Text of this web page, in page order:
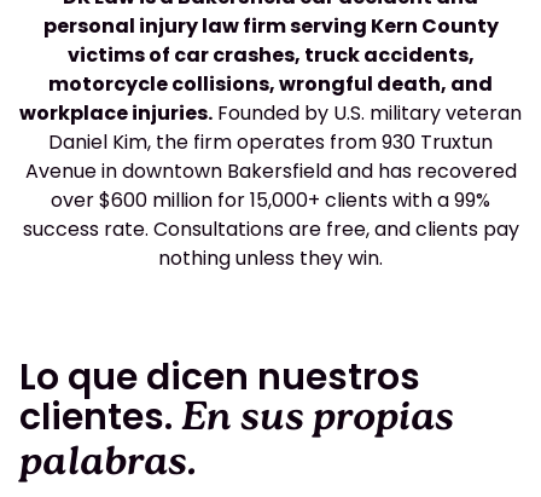
personal injury law firm serving Kern County
victims of car crashes, truck accidents,
motorcycle collisions, wrongful death, and
workplace injuries. Founded by U.S. military veteran
Daniel Kim, the firm operates from 930 Truxtun
Avenue in downtown Bakersfield and has recovered
over $600 million for 15,000+ clients with a 99%
success rate. Consultations are free, and clients pay
nothing unless they win.
Lo que dicen nuestros
clientes.En sus propias
palabras.